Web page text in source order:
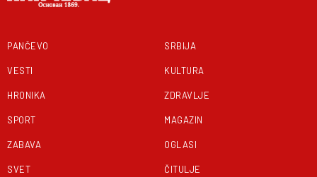
PANČEVO
VESTI
HRONIKA
SPORT
ZABAVA
SVET
SRBIJA
KULTURA
ZDRAVLJE
MAGAZIN
OGLASI
ČITULJE